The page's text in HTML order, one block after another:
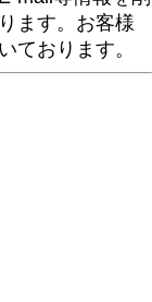
ます。お客様
ております。